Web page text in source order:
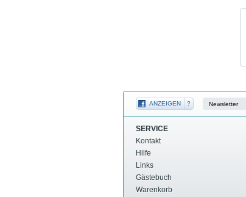
ANZEIGEN ? Newsletter
SERVICE
Kontakt
Hilfe
Links
Gästebuch
Warenkorb